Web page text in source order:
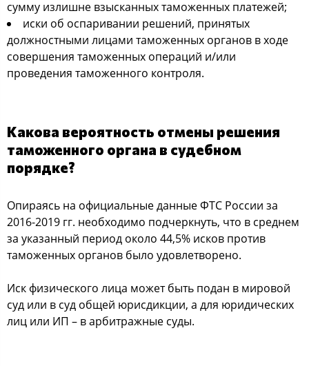
сумму излишне взысканных таможенных платежей;
иски об оспаривании решений, принятых
должностными лицами таможенных органов в ходе
совершения таможенных операций и/или
проведения таможенного контроля.
Какова вероятность отмены решения
таможенного органа в судебном
порядке?
Опираясь на официальные данные ФТС России за
2016-2019 гг. необходимо подчеркнуть, что в среднем
за указанный период около 44,5% исков против
таможенных органов было удовлетворено.
Иск физического лица может быть подан в мировой
суд или в суд общей юрисдикции, а для юридических
лиц или ИП – в арбитражные суды.